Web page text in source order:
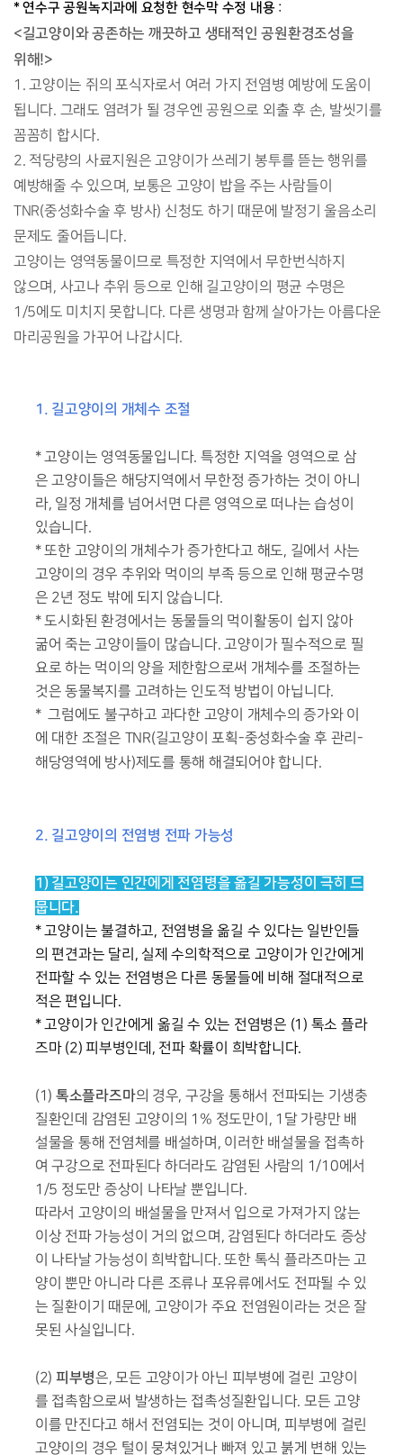
* 연수구 공원녹지과에 요청한 현수막 수정 내용:
<길고양이와 공존하는 깨끗하고 생태적인 공원환경조성을
위해!>
1. 고양이는 쥐의 포식자로서 여러 가지 전염병 예방에 도움이
됩니다. 그래도 염려가 될 경우엔 공원으로 외출 후 손, 발씻기를
꼼꼼히 합시다.
2. 적당량의 사료지원은 고양이가 쓰레기 봉투를 뜯는 행위를
예방해줄 수 있으며, 보통은 고양이 밥을 주는 사람들이
TNR(중성화수술 후 방사) 신청도 하기 때문에 발정기 울음소리
문제도 줄어듭니다.
고양이는 영역동물이므로 특정한 지역에서 무한번식하지
않으며, 사고나 추위 등으로 인해 길고양이의 평균 수명은
1/5에도 미치지 못합니다. 다른 생명과 함께 살아가는 아름다운
마리공원을 가꾸어 나갑시다.
1 . 길고양이의 개체수 조절
* 고양이는 영역동물입니다. 특정한 지역을 영역으로 삼
은 고양이들은 해당지역에서 무한정 증가하는 것이 아니
라, 일정 개체를 넘어서면 다른 영역으로 떠나는 습성이
있습니다.
* 또한 고양이의 개체수가 증가한다고 해도, 길에서 사는
고양이의 경우 추위와 먹이의 부족 등으로 인해 평균수명
은 2년 정도 밖에 되지 않습니다.
* 도시화된 환경에서는 동물들의 먹이활동이 쉽지 않아
굶어 죽는 고양이들이 많습니다. 고양이가 필수적으로 필
요로 하는 먹이의 양을 제한함으로써 개체수를 조절하는
것은 동물복지를 고려하는 인도적 방법이 아닙니다.
* 그럼에도 불구하고 과다한 고양이 개체수의 증가와 이
에 대한 조절은 TNR(길고양이 포획-중성화수술 후 관리-
해당영역에 방사)제도를 통해 해결되어야 합니다.
2. 길고양이의 전염병 전파 가능성
1) 길고양이는 인간에게 전염병을 옮길 가능성이 극히 드
뭅니다.
* 고양이는 불결하고, 전염병을 옮길 수 있다는 일반인들
의 편견과는 달리, 실제 수의학적으로 고양이가 인간에게
전파할 수 있는 전염병은 다른 동물들에 비해 절대적으로
적은 편입니다.
* 고양이가 인간에게 옮길 수 있는 전염병은 (1) 톡소 플라
즈마 (2) 피부병인데, 전파 확률이 희박합니다.
(1) 톡소플라즈마의 경우, 구강을 통해서 전파되는 기생충
질환인데 감염된 고양이의 1% 정도만이, 1달 가량만 배
설물을 통해 전염체를 배설하며, 이러한 배설물을 접촉하
여 구강으로 전파된다 하더라도 감염된 사람의 1/10에서
1/5 정도만 증상이 나타날 뿐입니다.
따라서 고양이의 배설물을 만져서 입으로 가져가지 않는
이상 전파 가능성이 거의 없으며, 감염된다 하더라도 증상
이 나타날 가능성이 희박합니다. 또한 톡식 플라즈마는 고
양이 뿐만 아니라 다른 조류나 포유류에서도 전파될 수 있
는 질환이기 때문에, 고양이가 주요 전염원이라는 것은 잘
못된 사실입니다.
(2) 피부병은, 모든 고양이가 아닌 피부병에 걸린 고양이
를 접촉함으로써 발생하는 접촉성질환입니다. 모든 고양
이를 만진다고 해서 전염되는 것이 아니며, 피부병에 걸린
고양이의 경우 털이 뭉쳐있거나 빠져 있고 붉게 변해 있는